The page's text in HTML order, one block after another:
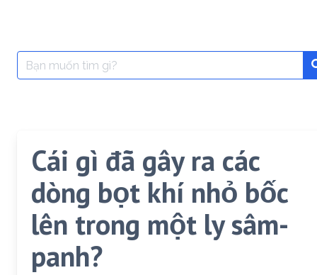
Search
for:
Cái gì đã gây ra các
dòng bọt khí nhỏ bốc
lên trong một ly sâm-
panh?